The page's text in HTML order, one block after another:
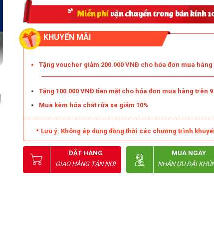
KHUYẾN MÃI
Tặng voucher giảm 200.000 VNĐ cho hóa đơn mua
Tặng 100.000 VNĐ tiền mặt cho hóa đơn mua hàng trên
Mua kèm hóa chất rửa xe giảm 10%
Lưu ý: Không áp dụng đồng thời các chương trình
ĐẶT HÀNG
GIAO HÀNG TẬN NƠI
MUA NGAY
NHẬN ƯU ĐÃI